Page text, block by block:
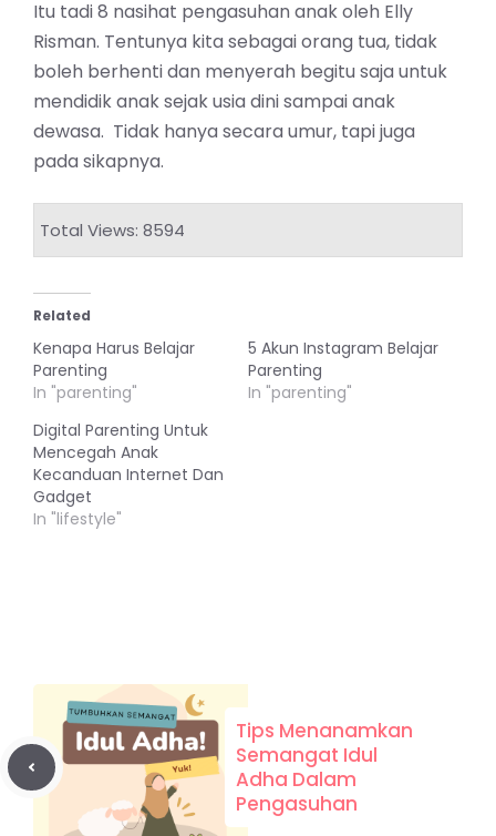
Itu tadi 8 nasihat pengasuhan anak oleh Elly
Risman. Tentunya kita sebagai orang tua, tidak
boleh berhenti dan menyerah begitu saja untuk
mendidik anak sejak usia dini sampai anak
dewasa. Tidak hanya secara umur, tapi juga
pada sikapnya.
Total Views: 8594
Related
Kenapa Harus Belajar
Parenting
In "parenting"
5 Akun Instagram Belajar
Parenting
In "parenting"
Digital Parenting Untuk
Mencegah Anak
Kecanduan Internet Dan
Gadget
In "lifestyle"
Tips Menanamkan
Semangat Idul
Adha Dalam
Pengasuhan